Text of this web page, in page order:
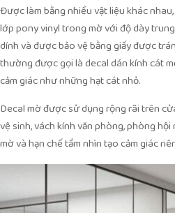
Được làm bằng nhiều vật liệu khác
lớp pony vinyl trong mờ với độ dày
dính và được bảo vệ bằng giấy được
thường được gọi là decal dán kính cát
cảm giác như những hạt cát nhỏ.
Decal mờ được sử dụng rộng rãi trên
vệ sinh, vách kính văn phòng, phòng
mờ và hạn chế tầm nhìn tạo cảm giác